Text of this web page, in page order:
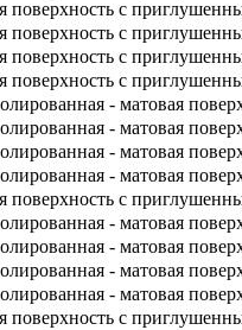
поверхность с
поверхность с
поверхность с
поверхность с
- матовая
- матовая
- матовая
- матовая
поверхность с
- матовая
- матовая
- матовая
- матовая
поверхность с